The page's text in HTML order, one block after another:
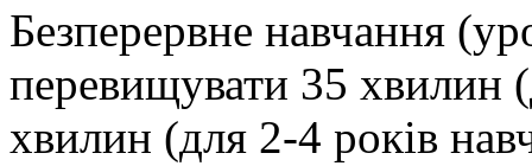
Безперервне навчання
перевищувати 35 хвилин
хвилин (для 2-4 років